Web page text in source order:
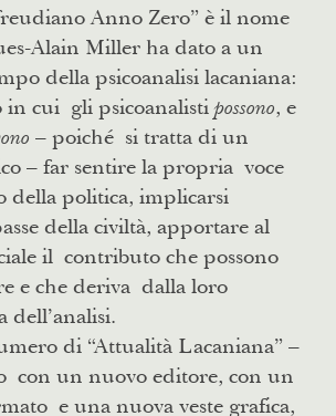
Anno Zero” è il nome
Alain Miller ha dato a un
della psicoanalisi lacaniana:
in cui gli psicoanalistipossono, e
– poiché si tratta di un
– far sentire la propria voce
della politica, implicarsi
della civiltà, apportare al
il contributo che possono
e che deriva dalla loro
dell’analisi.
di “Attualità Lacaniana” –
con un nuovo editore, con un
e una nuova veste grafica,